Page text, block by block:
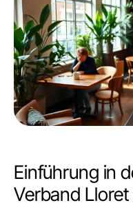
Einführung in
Verband